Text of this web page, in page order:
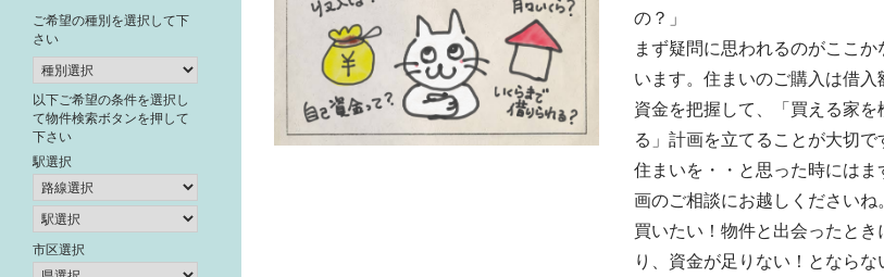
の？」
まず疑問に思われるのがここか
います。住まいのご購入は借入
資金を把握して、「買える家を
る」計画を立てることが大切で
住まいを・・と思った時にはま
画のご相談にお越しくださいね。
買いたい！物件と出会ったとき
り、資金が足りない！とならな
ご希望の種別を選択して下
さい
以下ご希望の条件を選択し
て物件検索ボタンを押して
下さい
駅選択
市区選択